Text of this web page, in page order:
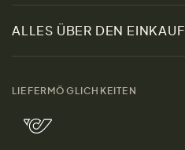
Nachhaltigkeit
Kontakt
Marken
Sale
Damen
Herren
Wohnen
ALLES ÜBER DEN EINKAUF
LIEFERMÖGLICHKEITEN